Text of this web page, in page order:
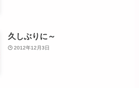
久しぶりに～
2012年12月3日